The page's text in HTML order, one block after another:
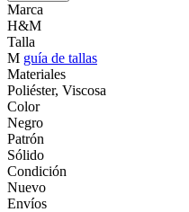
Marca
H&M
Talla
M guía de tallas
Materiales
Poliéster, Viscosa
Color
Negro
Patrón
Sólido
Condición
Nuevo
Envíos